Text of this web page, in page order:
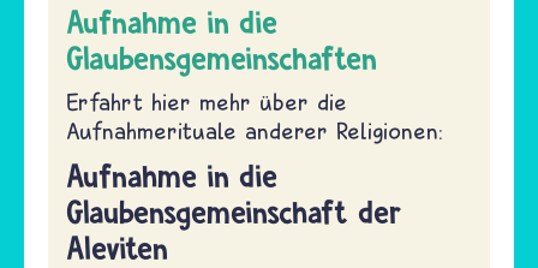
Aufnahme in die
Glaubensgemeinschaften
Erfahrt hier mehr über die
Aufnahmerituale anderer Religionen:
Aufnahme in die
Glaubensgemeinschaft der
Aleviten